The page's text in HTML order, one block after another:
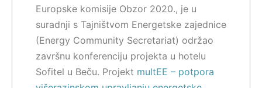
Europske komisije Obzor 2020., je u
suradnji s Tajništvom Energetske zajednice
(Energy Community Secretariat) održao
završnu konferenciju projekta u hotelu
Sofitel u Beču. Projekt multEE – potpora